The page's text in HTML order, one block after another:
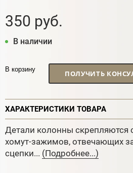
350 руб.
В наличии
В корзину ПОЛУЧИТЬ
ХАРАКТЕРИСТИКИ ТОВАРА
Детали колонны скрепляются
хомут-зажимов, отвечающих
сцепки... (Подробнее...)